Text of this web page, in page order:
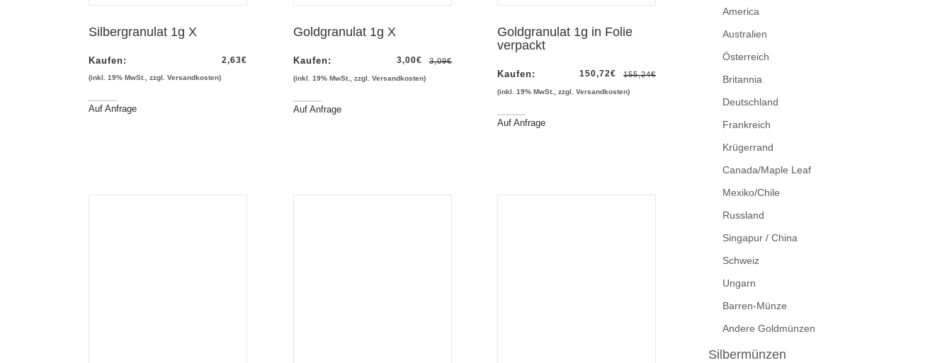
Silbergranulat 1g X
Kaufen: 2,63€
(inkl. 19% MwSt., zzgl. Versandkosten)
Auf Anfrage
Goldgranulat 1g X
Kaufen: 3,00€ 3,09€
(inkl. 19% MwSt., zzgl. Versandkosten)
Auf Anfrage
Goldgranulat 1g in Folie
verpackt
Kaufen: 150,72€ 155,24€
(inkl. 19% MwSt., zzgl. Versandkosten)
Auf Anfrage
America
Australien
Österreich
Britannia
Deutschland
Frankreich
Krügerrand
Canada/Maple Leaf
Mexiko/Chile
Russland
Singapur / China
Schweiz
Ungarn
Barren-Münze
Andere Goldmünzen
Silbermünzen